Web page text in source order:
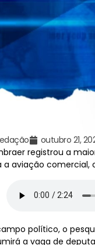
outubro 21,
registrou a
a aviação comercial,
político, o
a vaga de